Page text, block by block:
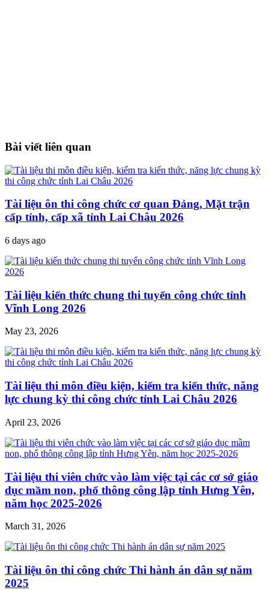
Bài viết liên quan
Tài liệu ôn thi công chức cơ quan Đảng, Mặt trận
cấp tỉnh, cấp xã tỉnh Lai Châu 2026
6 days ago
Tài liệu kiến thức chung thi tuyển công chức tỉnh
Vĩnh Long 2026
May 23, 2026
Tài liệu thi môn điều kiện, kiểm tra kiến thức, năng
lực chung kỳ thi công chức tỉnh Lai Châu 2026
April 23, 2026
Tài liệu thi viên chức vào làm việc tại các cơ sở giáo
dục mầm non, phổ thông công lập tỉnh Hưng Yên,
năm học 2025-2026
March 31, 2026
Tài liệu ôn thi công chức Thi hành án dân sự năm
2025